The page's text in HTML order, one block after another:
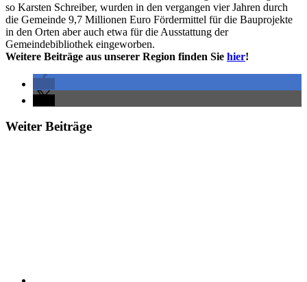
so Karsten Schreiber, wurden in den vergangen vier Jahren durch
die Gemeinde 9,7 Millionen Euro Fördermittel für die Bauprojekte
in den Orten aber auch etwa für die Ausstattung der
Gemeindebibliothek eingeworben.
Weitere Beiträge aus unserer Region finden Sie hier!
Weiter Beiträge